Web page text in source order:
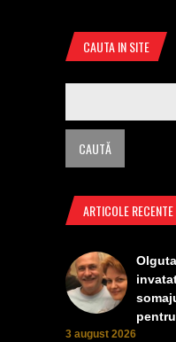
CAUTA IN SITE
ARTICOLE RECENTE
3 august 2026